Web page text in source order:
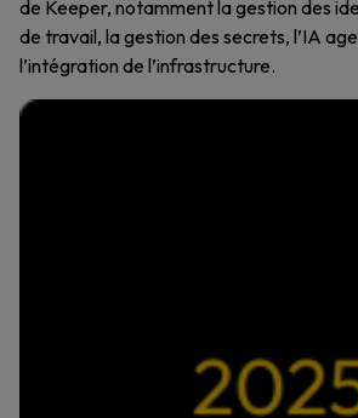
de Keeper, notamment la gestion des
de travail, la gestion des secrets, l’IA
l’intégration de l’infrastructure.